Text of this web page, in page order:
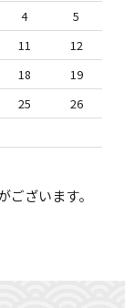
4
5
11
12
18
19
25
26
ざいます。